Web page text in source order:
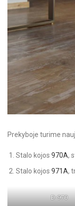
Prekyboje turime
Stalo kojos 970A,
Stalo kojos 971A,
D-970